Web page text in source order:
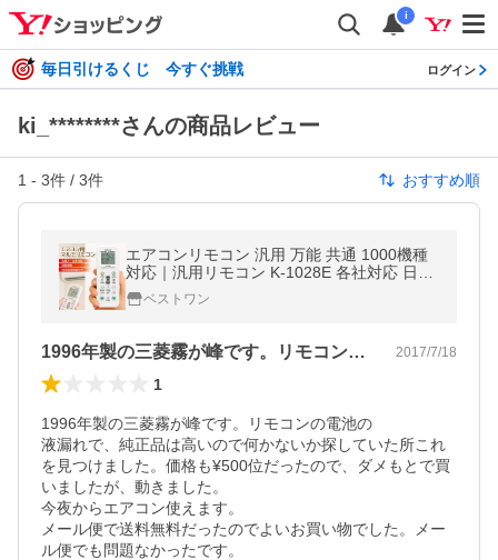
i
毎日引けるくじ 今すぐ挑戦 ログイン
ki_********さんの商品レビュー
1 - 3件 / 3件 おすすめ順
エアコンリモコン 汎用 万能 共通 1000機種
対応｜汎用リモコン K-1028E 各社対応 日本
語説明書付｜DAIKIN・SHARP・日立・Pana
sonic・SANYO 等対応（電池別売）
ベストワン
1996年製の三菱霧が峰です。リモコン… 2017/7/18
1
1996年製の三菱霧が峰です。リモコンの電池の
液漏れで、純正品は高いので何かないか探していた所これ
を見つけました。価格も¥500位だったので、ダメもとで買
いましたが、動きました。
今夜からエアコン使えます。
メール便で送料無料だったのでよいお買い物でした。メー
ル便でも問題なかったです。